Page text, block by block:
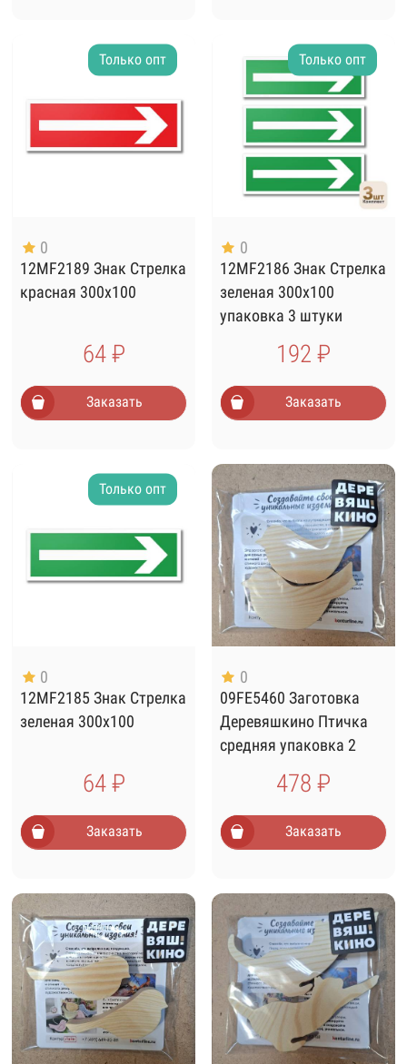
Только опт
0
12MF2189 Знак Стрелка
красная 300х100
64 ₽
Заказать
Только опт
0
12MF2186 Знак Стрелка
зеленая 300х100
упаковка 3 штуки
192 ₽
Заказать
Только опт
0
12MF2185 Знак Стрелка
зеленая 300х100
64 ₽
Заказать
0
09FE5460 Заготовка
Деревяшкино Птичка
средняя упаковка 2
478 ₽
Заказать